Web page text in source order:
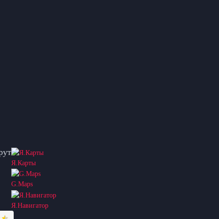
Я.Карты
G.Maps
Я.Навигатор